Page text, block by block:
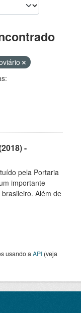
-
pela Portaria
importante
Além de
usando a API (veja